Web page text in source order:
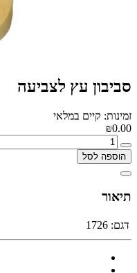
סביבון עץ לצביעה
זמינות: קיים במלאי
₪0.00
הוספה לסל
תיאור
דגם: 1726